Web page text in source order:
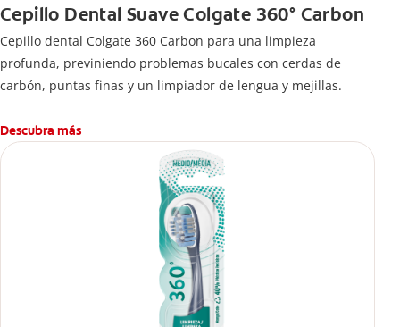
Cepillo Dental Suave Colgate 360° Carbon
Cepillo dental Colgate 360 ​​Carbon para una limpieza
profunda, previniendo problemas bucales con cerdas de
carbón, puntas finas y un limpiador de lengua y mejillas.
Descubra más